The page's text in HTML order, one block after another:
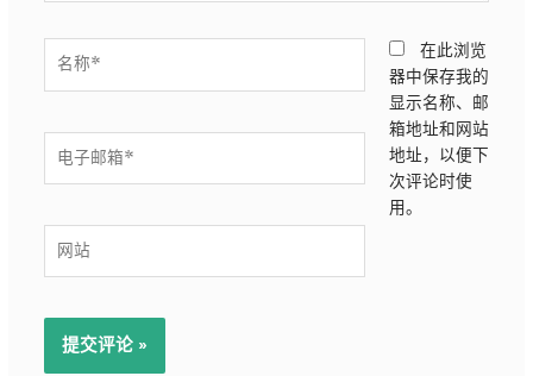
箱
站
在此浏览
器中保存我的
显示名称、邮
箱地址和网站
地址，以便下
次评论时使
用。